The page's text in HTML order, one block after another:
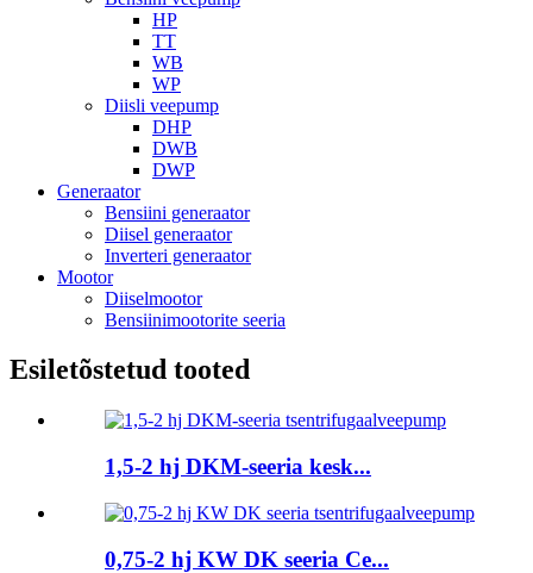
HP
TT
WB
WP
Diisli veepump
DHP
DWB
DWP
Generaator
Bensiini generaator
Diisel generaator
Inverteri generaator
Mootor
Diiselmootor
Bensiinimootorite seeria
Esiletõstetud tooted
1,5-2 hj DKM-seeria kesk...
0,75-2 hj KW DK seeria Ce...